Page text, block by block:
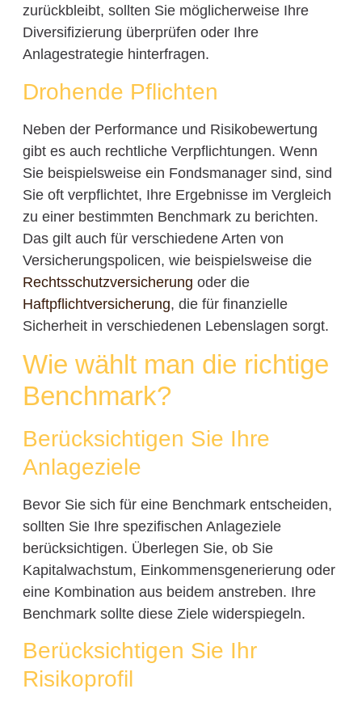
zurückbleibt, sollten Sie möglicherweise Ihre
Diversifizierung überprüfen oder Ihre
Anlagestrategie hinterfragen.
Drohende Pflichten
Neben der Performance und Risikobewertung
gibt es auch rechtliche Verpflichtungen. Wenn
Sie beispielsweise ein Fondsmanager sind, sind
Sie oft verpflichtet, Ihre Ergebnisse im Vergleich
zu einer bestimmten Benchmark zu berichten.
Das gilt auch für verschiedene Arten von
Versicherungspolicen, wie beispielsweise die
Rechtsschutzversicherung oder die
Haftpflichtversicherung, die für finanzielle
Sicherheit in verschiedenen Lebenslagen sorgt.
Wie wählt man die richtige
Benchmark?
Berücksichtigen Sie Ihre
Anlageziele
Bevor Sie sich für eine Benchmark entscheiden,
sollten Sie Ihre spezifischen Anlageziele
berücksichtigen. Überlegen Sie, ob Sie
Kapitalwachstum, Einkommensgenerierung oder
eine Kombination aus beidem anstreben. Ihre
Benchmark sollte diese Ziele widerspiegeln.
Berücksichtigen Sie Ihr
Risikoprofil